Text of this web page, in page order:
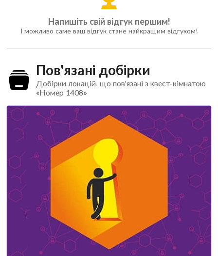
Напишіть свій відгук першим!
І можливо саме ваш відгук стане найкращим відгуком!
Пов'язані добірки
Добірки локацій, що пов'язані з квест-кімнатою
«Номер 1408»